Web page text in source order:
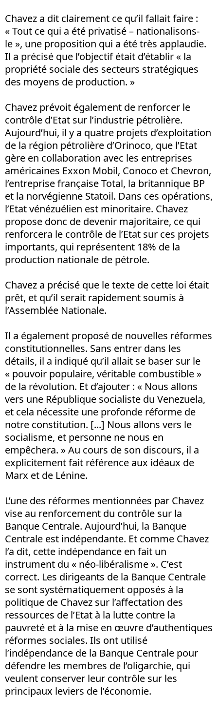
Chavez a dit clairement ce qu’il fallait faire :
« Tout ce qui a été privatisé – nationalisons-
le », une proposition qui a été très applaudie.
Il a précisé que l’objectif était d’établir « la
propriété sociale des secteurs stratégiques
des moyens de production. »
Chavez prévoit également de renforcer le
contrôle d’Etat sur l’industrie pétrolière.
Aujourd’hui, il y a quatre projets d’exploitation
de la région pétrolière d’Orinoco, que l’Etat
gère en collaboration avec les entreprises
américaines Exxon Mobil, Conoco et Chevron,
l’entreprise française Total, la britannique BP
et la norvégienne Statoil. Dans ces opérations,
l’Etat vénézuélien est minoritaire. Chavez
propose donc de devenir majoritaire, ce qui
renforcera le contrôle de l’Etat sur ces projets
importants, qui représentent 18% de la
production nationale de pétrole.
Chavez a précisé que le texte de cette loi était
prêt, et qu’il serait rapidement soumis à
l’Assemblée Nationale.
Il a également proposé de nouvelles réformes
constitutionnelles. Sans entrer dans les
détails, il a indiqué qu’il allait se baser sur le
« pouvoir populaire, véritable combustible »
de la révolution. Et d’ajouter : « Nous allons
vers une République socialiste du Venezuela,
et cela nécessite une profonde réforme de
notre constitution. [...] Nous allons vers le
socialisme, et personne ne nous en
empêchera. » Au cours de son discours, il a
explicitement fait référence aux idéaux de
Marx et de Lénine.
L’une des réformes mentionnées par Chavez
vise au renforcement du contrôle sur la
Banque Centrale. Aujourd’hui, la Banque
Centrale est indépendante. Et comme Chavez
l’a dit, cette indépendance en fait un
instrument du « néo-libéralisme ». C’est
correct. Les dirigeants de la Banque Centrale
se sont systématiquement opposés à la
politique de Chavez sur l’affectation des
ressources de l’Etat à la lutte contre la
pauvreté et à la mise en œuvre d’authentiques
réformes sociales. Ils ont utilisé
l’indépendance de la Banque Centrale pour
défendre les membres de l’oligarchie, qui
veulent conserver leur contrôle sur les
principaux leviers de l’économie.